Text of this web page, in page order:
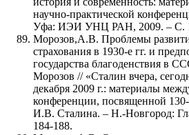
научно-практической
Уфа: ИЭИ УНЦ РАН, 2009. – С.
Морозов,А.В. Проблемы
страхования в 1930-е гг. и
государства благоденствия в
Морозов // «Сталин вчера,
декабря 2009 г.: материалы
конференции, посвященной
И.В. Сталина. – Н.-Новгород:
184-188.